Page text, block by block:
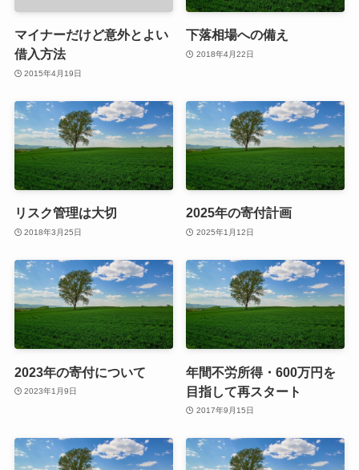
マイナーだけど意外とよい
借入方法
2015年4月19日
下落相場への備え
2018年4月22日
リスク管理は大切
2018年3月25日
2025年の寄付計画
2025年1月12日
2023年の寄付について
2023年1月9日
年間不労所得・600万円を
目指して再スタート
2017年9月15日